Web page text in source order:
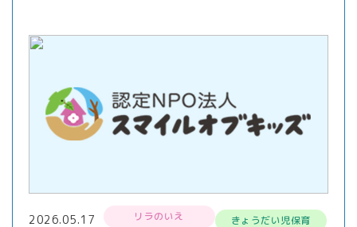
2026.05.17 リラのいえ きょうだい児保育